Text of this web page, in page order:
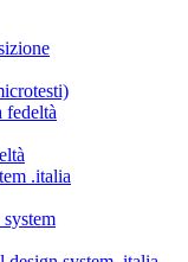
fedeltà
.italia